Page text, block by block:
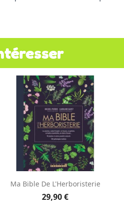
Aperçu rapide
Ma Bible De L'Herboristerie
29,90 €